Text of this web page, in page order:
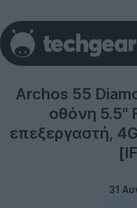
Archos 55
οθόνη 5.5''
επεξεργαστή,
31